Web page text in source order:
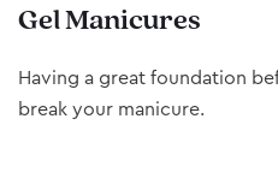
Gel Manicures
Having a great foundation
break your manicure.